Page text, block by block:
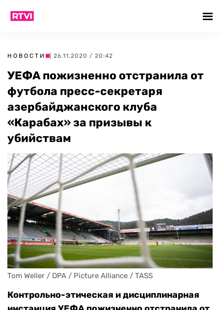
НОВОСТИ | 26.11.2020 / 20:42
УЕФА пожизненно отстранила от
футбола пресс-секретаря
азербайджанского клуба
«Карабах» за призывы к
убийствам
Tom Weller / DPA / Picture Alliance / TASS
Контрольно-этическая и дисциплинарная